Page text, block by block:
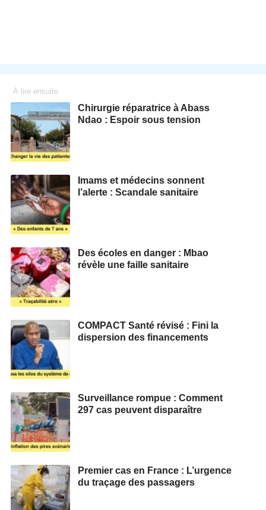
À lire ensuite
Chirurgie réparatrice à Abass
Ndao : Espoir sous tension
Imams et médecins sonnent
l’alerte : Scandale sanitaire
Des écoles en danger : Mbao
révèle une faille sanitaire
COMPACT Santé révisé : Fini la
dispersion des financements
Surveillance rompue : Comment
297 cas peuvent disparaître
Premier cas en France : L’urgence
du traçage des passagers